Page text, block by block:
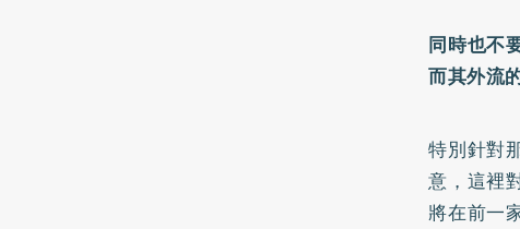
同時也不
而其外流
特別針對
意，這裡
將在前一